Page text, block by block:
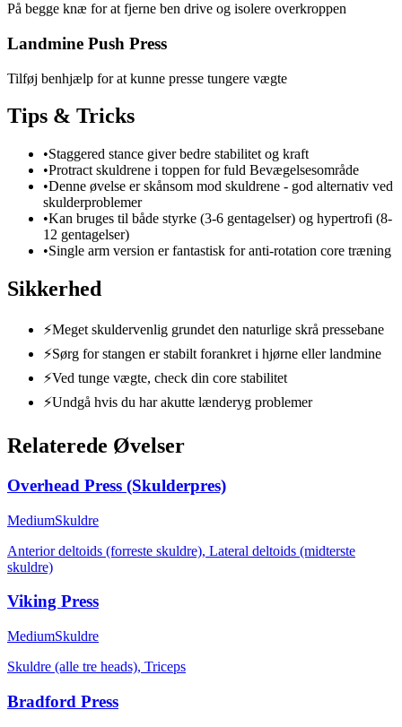
På begge knæ for at fjerne ben drive og isolere overkroppen
Landmine Push Press
Tilføj benhjælp for at kunne presse tungere vægte
Tips & Tricks
•Staggered stance giver bedre stabilitet og kraft
•Protract skuldrene i toppen for fuld Bevægelsesområde
•Denne øvelse er skånsom mod skuldrene - god alternativ ved
skulderproblemer
•Kan bruges til både styrke (3-6 gentagelser) og hypertrofi (8-
12 gentagelser)
•Single arm version er fantastisk for anti-rotation core træning
Sikkerhed
⚡Meget skuldervenlig grundet den naturlige skrå pressebane
⚡Sørg for stangen er stabilt forankret i hjørne eller landmine
⚡Ved tunge vægte, check din core stabilitet
⚡Undgå hvis du har akutte lænderyg problemer
Relaterede Øvelser
Overhead Press (Skulderpres)
MediumSkuldre
Anterior deltoids (forreste skuldre), Lateral deltoids (midterste
skuldre)
Viking Press
MediumSkuldre
Skuldre (alle tre heads), Triceps
Bradford Press